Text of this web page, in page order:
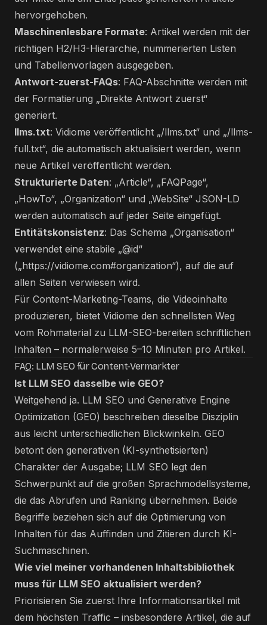
hervorgehoben.
Maschinenlesbare Formate: Artikel werden mit der
richtigen H2/H3-Hierarchie, nummerierten Listen
und Tabellenvorlagen ausgegeben.
Antwort-zuerst-FAQs: FAQ-Abschnitte werden mit
der Formatierung „Direkte Antwort zuerst“
generiert.
llms.txt: Vidiome veröffentlicht „/llms.txt“ und „/llms-
full.txt“, die automatisch aktualisiert werden, wenn
neue Artikel veröffentlicht werden.
Strukturierte Daten: „Article“, „FAQPage“,
„HowTo“, „Organization“ und „WebSite“ JSON-LD
werden automatisch auf jeder Seite eingefügt.
Entitätskonsistenz: Das Schema „Organisation“
verwendet eine stabile „@id“
(„https://vidiome.com#organization“), auf die auf
allen Seiten verwiesen wird.
Für Content-Marketing-Teams, die Videoinhalte
produzieren, bietet Vidiome den schnellsten Weg
vom Rohmaterial zu LLM-SEO-bereiten schriftlichen
Inhalten – normalerweise 5–10 Minuten pro Artikel.
FAQ: LLM SEO für Content-Vermarkter
Ist LLM SEO dasselbe wie GEO?
Weitgehend ja. LLM SEO und Generative Engine
Optimization (GEO) beschreiben dieselbe Disziplin
aus leicht unterschiedlichen Blickwinkeln. GEO
betont den generativen (KI-synthetisierten)
Charakter der Ausgabe; LLM SEO legt den
Schwerpunkt auf die großen Sprachmodellsysteme,
die das Abrufen und Ranking übernehmen. Beide
Begriffe beziehen sich auf die Optimierung von
Inhalten für das Auffinden und Zitieren durch KI-
Suchmaschinen.
Wie viel meiner vorhandenen Inhaltsbibliothek
muss für LLM SEO aktualisiert werden?
Priorisieren Sie zuerst Ihre Informationsartikel mit
dem höchsten Traffic – insbesondere Artikel, die auf